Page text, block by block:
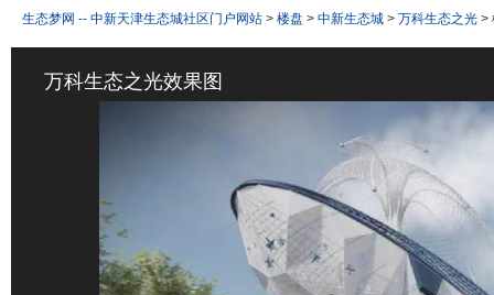
生态梦网 -- 中新天津生态城社区门户网站> 楼盘 > 中新生态城> 万科生态之光>
万科生态之光效果图